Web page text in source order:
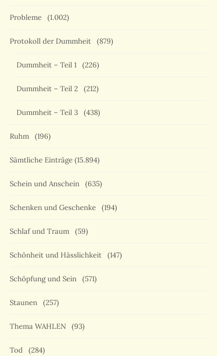
Probleme (1.002)
Protokoll der Dummheit (879)
Dummheit – Teil 1 (226)
Dummheit – Teil 2 (212)
Dummheit – Teil 3 (438)
Ruhm (196)
Sämtliche Einträge (15.894)
Schein und Anschein (635)
Schenken und Geschenke (194)
Schlaf und Traum (59)
Schönheit und Hässlichkeit (147)
Schöpfung und Sein (571)
Staunen (257)
Thema WAHLEN (93)
Tod (284)